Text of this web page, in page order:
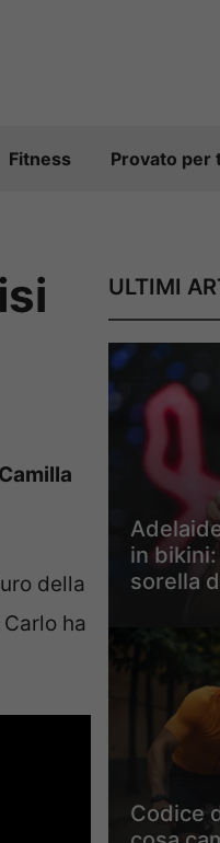
Fitness Provato per
della
ha
ULTIMI
in
sorella
Codice